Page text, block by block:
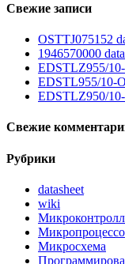
Свежие записи
OSTTJ075152
1946570000
EDSTLZ955/10-
EDSTL955/10-
EDSTLZ950/10-
Свежие
Рубрики
datasheet
wiki
Микросхема